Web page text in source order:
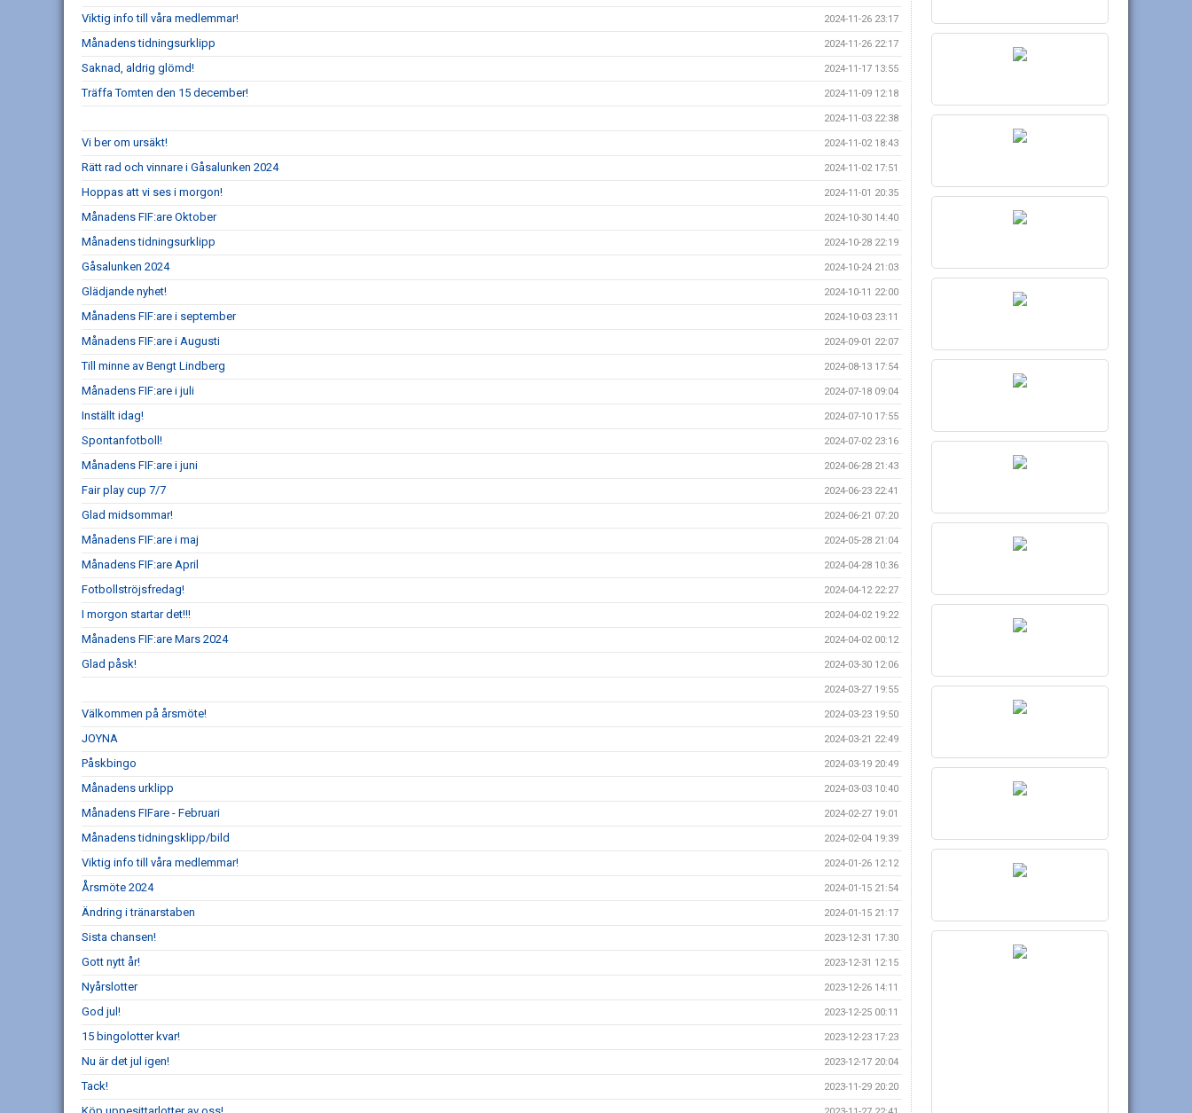
Viktig info till våra medlemmar! 2024-11-26 23:17
Månadens tidningsurklipp 2024-11-26 22:17
Saknad, aldrig glömd! 2024-11-17 13:55
Träffa Tomten den 15 december! 2024-11-09 12:18
2024-11-03 22:38
Vi ber om ursäkt! 2024-11-02 18:43
Rätt rad och vinnare i Gåsalunken 2024 2024-11-02 17:51
Hoppas att vi ses i morgon! 2024-11-01 20:35
Månadens FIF:are Oktober 2024-10-30 14:40
Månadens tidningsurklipp 2024-10-28 22:19
Gåsalunken 2024 2024-10-24 21:03
Glädjande nyhet! 2024-10-11 22:00
Månadens FIF:are i september 2024-10-03 23:11
Månadens FIF:are i Augusti 2024-09-01 22:07
Till minne av Bengt Lindberg 2024-08-13 17:54
Månadens FIF:are i juli 2024-07-18 09:04
Inställt idag! 2024-07-10 17:55
Spontanfotboll! 2024-07-02 23:16
Månadens FIF:are i juni 2024-06-28 21:43
Fair play cup 7/7 2024-06-23 22:41
Glad midsommar! 2024-06-21 07:20
Månadens FIF:are i maj 2024-05-28 21:04
Månadens FIF:are April 2024-04-28 10:36
Fotbollströjsfredag! 2024-04-12 22:27
I morgon startar det!!! 2024-04-02 19:22
Månadens FIF:are Mars 2024 2024-04-02 00:12
Glad påsk! 2024-03-30 12:06
2024-03-27 19:55
Välkommen på årsmöte! 2024-03-23 19:50
JOYNA 2024-03-21 22:49
Påskbingo 2024-03-19 20:49
Månadens urklipp 2024-03-03 10:40
Månadens FIFare - Februari 2024-02-27 19:01
Månadens tidningsklipp/bild 2024-02-04 19:39
Viktig info till våra medlemmar! 2024-01-26 12:12
Årsmöte 2024 2024-01-15 21:54
Ändring i tränarstaben 2024-01-15 21:17
Sista chansen! 2023-12-31 17:30
Gott nytt år! 2023-12-31 12:15
Nyårslotter 2023-12-26 14:11
God jul! 2023-12-25 00:11
15 bingolotter kvar! 2023-12-23 17:23
Nu är det jul igen! 2023-12-17 20:04
Tack! 2023-11-29 20:20